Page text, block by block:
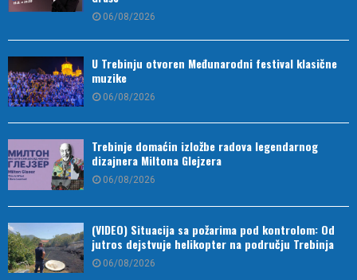
06/08/2026
U Trebinju otvoren Međunarodni festival klasične
muzike
06/08/2026
Trebinje domaćin izložbe radova legendarnog
dizajnera Miltona Glejzera
06/08/2026
(VIDEO) Situacija sa požarima pod kontrolom: Od
jutros dejstvuje helikopter na području Trebinja
06/08/2026